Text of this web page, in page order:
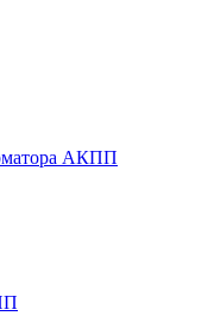
АКПП